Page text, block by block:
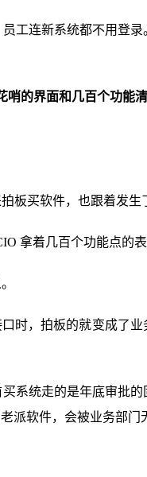
工连新系统都不用登
哨的界面和几百个功能
板买软件，也跟着发生
拿着几百个功能点的
时，拍板的就变成了
系统走的是年底审批
派软件，会被业务部